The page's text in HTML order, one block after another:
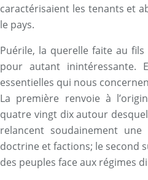
caractérisaient les tenants et
le pays.
Puérile, la querelle faite au
pour autant inintéressante.
essentielles qui nous
La première renvoie à
quatre vingt dix autour
relancent soudainement
doctrine et factions; le second
des peuples face aux régimes